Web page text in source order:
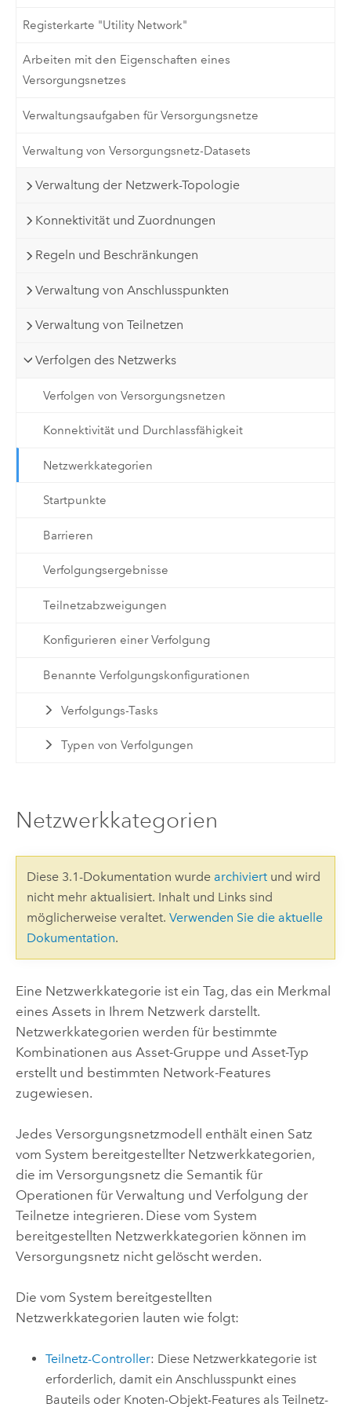
Registerkarte "Utility Network"
Arbeiten mit den Eigenschaften eines
Versorgungsnetzes
Verwaltungsaufgaben für Versorgungsnetze
Verwaltung von Versorgungsnetz-Datasets
Verwaltung der Netzwerk-Topologie
Konnektivität und Zuordnungen
Regeln und Beschränkungen
Verwaltung von Anschlusspunkten
Verwaltung von Teilnetzen
Verfolgen des Netzwerks
Verfolgen von Versorgungsnetzen
Konnektivität und Durchlassfähigkeit
Netzwerkkategorien
Startpunkte
Barrieren
Verfolgungsergebnisse
Teilnetzabzweigungen
Konfigurieren einer Verfolgung
Benannte Verfolgungskonfigurationen
Verfolgungs-Tasks
Typen von Verfolgungen
Netzwerkkategorien
Diese 3.1-Dokumentation wurde archiviertund wird
nicht mehr aktualisiert. Inhalt und Links sind
möglicherweise veraltet. Verwenden Sie die aktuelle
Dokumentation.
Eine Netzwerkkategorie ist ein Tag, das ein Merkmal
eines Assets in Ihrem Netzwerk darstellt.
Netzwerkkategorien werden für bestimmte
Kombinationen aus Asset-Gruppe und Asset-Typ
erstellt und bestimmten Network-Features
zugewiesen.
Jedes Versorgungsnetzmodell enthält einen Satz
vom System bereitgestellter Netzwerkkategorien,
die im Versorgungsnetz die Semantik für
Operationen für Verwaltung und Verfolgung der
Teilnetze integrieren. Diese vom System
bereitgestellten Netzwerkkategorien können im
Versorgungsnetz nicht gelöscht werden.
Die vom System bereitgestellten
Netzwerkkategorien lauten wie folgt:
Teilnetz-Controller: Diese Netzwerkkategorie ist
erforderlich, damit ein Anschlusspunkt eines
Bauteils oder Knoten-Objekt-Features als Teilnetz-